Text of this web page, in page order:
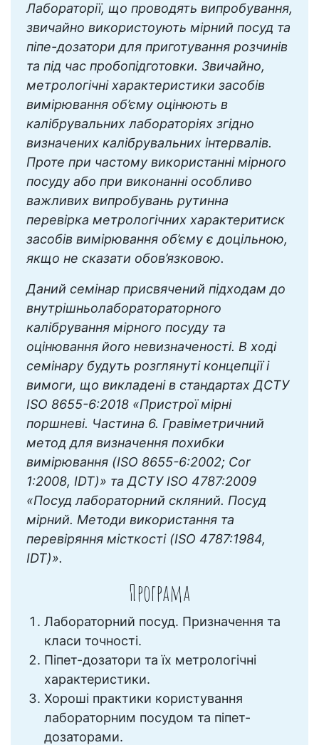
Лабораторії, що проводять випробування,
звичайно використоують мірний посуд та
піпе-дозатори для приготування розчинів
та під час пробопідготовки. Звичайно,
метрологічні характеристики засобів
вимірювання об’єму оцінюють в
калібрувальних лабораторіях згідно
визначених калібрувальних інтервалів.
Проте при частому використанні мірного
посуду або при виконанні особливо
важливих випробувань рутинна
перевірка метрологічних характеритиск
засобів вимірювання об’єму є доцільною,
якщо не сказати обов’язковою.
Даний семінар присвячений підходам до
внутрішньолаборатораторного
калібрування мірного посуду та
оцінювання його невизначеності. В ході
семінару будуть розглянуті концепції і
вимоги, що викладені в стандартах ДСТУ
ISO 8655-6:2018 «Пристрої мірні
поршневі. Частина 6. Гравіметричний
метод для визначення похибки
вимірювання (ISO 8655-6:2002; Cor
1:2008, IDT)» та ДСТУ ISO 4787:2009
«Посуд лабораторний скляний. Посуд
мірний. Методи використання та
перевіряння місткості (ISO 4787:1984,
IDT)».
Програма
Лабораторний посуд. Призначення та
класи точності.
Піпет-дозатори та їх метрологічні
характеристики.
Хороші практики користування
лабораторним посудом та піпет-
дозаторами.